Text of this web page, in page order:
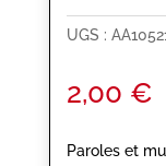
UGS :
2,00 €
Paroles et